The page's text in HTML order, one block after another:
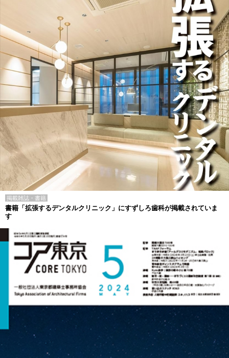
掲載雑誌・書籍
書籍「拡張するデンタルクリニック」にすずしろ歯科が掲載されていま
す